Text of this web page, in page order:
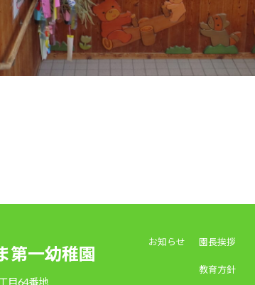
第一幼稚園
目64番地
お知らせ 園長挨拶
教育方針